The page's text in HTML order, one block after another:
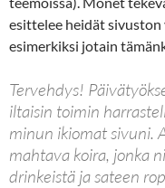
esittelee heidät
esimerkiksi jotain
Tervehdys!
iltaisin toimin
minun ikiomat sivuni.
mahtava koira, jonka
drinkeistä ja sateen